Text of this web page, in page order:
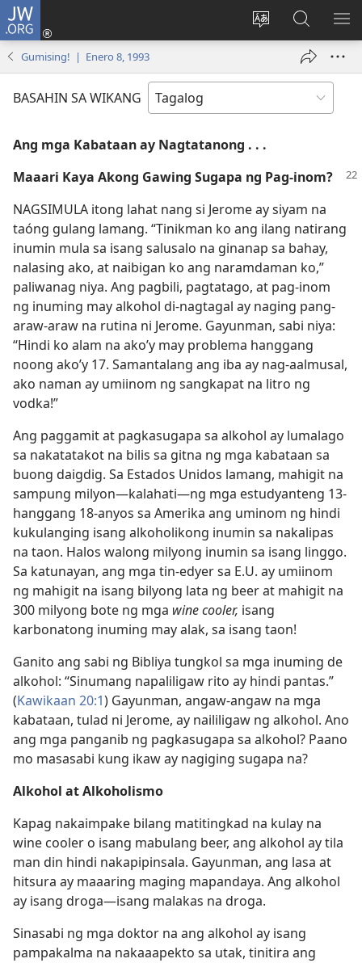
JW.ORG
Baguhin
ng
Mag-
log
bubukas
window)
sa
JW.ORG
Gumising! | Enero 8, 1993
BASAHIN SA WIKANG
Ang mga Kabataan ay Nagtatanong . . .
Maaari Kaya Akong Gawing Sugapa ng Pag-inom?
NAGSIMULA itong lahat nang si Jerome ay siyam na
taóng gulang lamang. “Tinikman ko ang ilang natirang
inumin mula sa isang salusalo na ginanap sa bahay,
nalasing ako, at naibigan ko ang naramdaman ko,”
paliwanag niya. Ang pagbili, pagtatago, at pag-inom
ng inuming may alkohol di-nagtagal ay naging pang-
araw-araw na rutina ni Jerome. Gayunman, sabi niya:
“Hindi ko alam na ako’y may problema hanggang
noong ako’y 17. Samantalang ang iba ay nag-aalmusal,
ako naman ay umiinom ng sangkapat na litro ng
vodka!”
Ang paggamit at pagkasugapa sa alkohol ay lumalago
sa nakatatakot na bilis sa gitna ng mga kabataan sa
buong daigdig. Sa Estados Unidos lamang, mahigit na
sampung milyon​—kalahati—​ng mga estudyanteng 13-
hanggang 18-anyos sa Amerika ang uminom ng hindi
kukulanging isang alkoholikong inumin sa nakalipas
na taon. Halos walong milyong inumin sa isang linggo.
Sa katunayan, ang mga tin-edyer sa E.U. ay umiinom
ng mahigit na isang bilyong lata ng beer at mahigit na
300 milyong bote ng mga wine cooler, isang
karbonatong inuming may alak, sa isang taon!
Ganito ang sabi ng Bibliya tungkol sa mga inuming de
alkohol: “Sinumang napaliligaw rito ay hindi pantas.”
(Kawikaan 20:1) Gayunman, angaw-angaw na mga
kabataan, tulad ni Jerome, ay naililigaw ng alkohol. Ano
ang mga panganib ng pagkasugapa sa alkohol? Paano
mo masasabi kung ikaw ay nagiging sugapa na?
Alkohol at Alkoholismo
Kapag nakaimpake bilang matitingkad na kulay na
wine cooler o isang mabulang beer, ang alkohol ay tila
man din hindi nakapipinsala. Gayunman, ang lasa at
hitsura ay maaaring maging mapandaya. Ang alkohol
ay isang droga​—isang malakas na droga.
Sinasabi ng mga doktor na ang alkohol ay isang
pampakalma na nakaaapekto sa utak, tinitira ang